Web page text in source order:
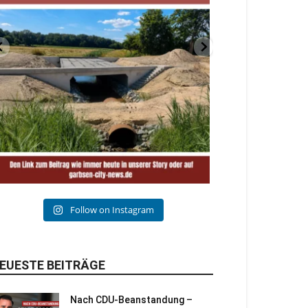
Follow on Instagram
BEITRÄGE
Nach CDU-Beanstandung –